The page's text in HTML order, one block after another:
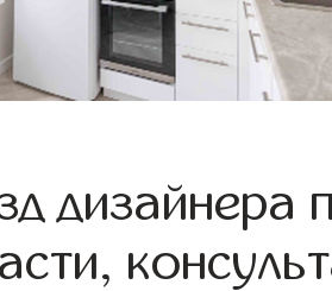
дизайнера